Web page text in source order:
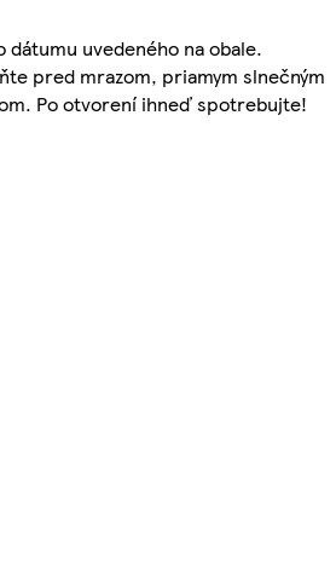
uvedeného na obale.
pred mrazom, priamym slnečným
Po otvorení ihneď spotrebujte!